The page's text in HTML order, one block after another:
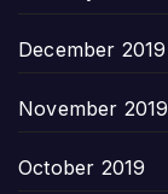
December 2019
November 2019
October 2019